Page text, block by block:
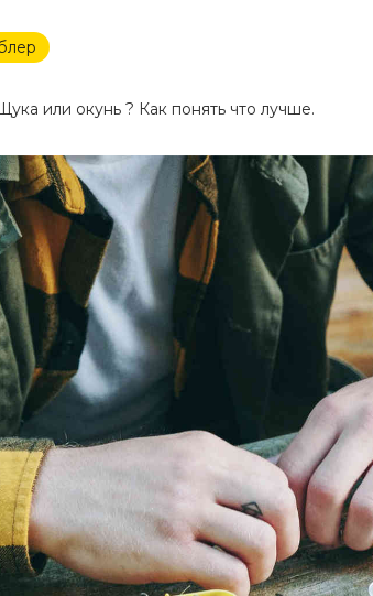
или окунь ? Как понять что лучше.